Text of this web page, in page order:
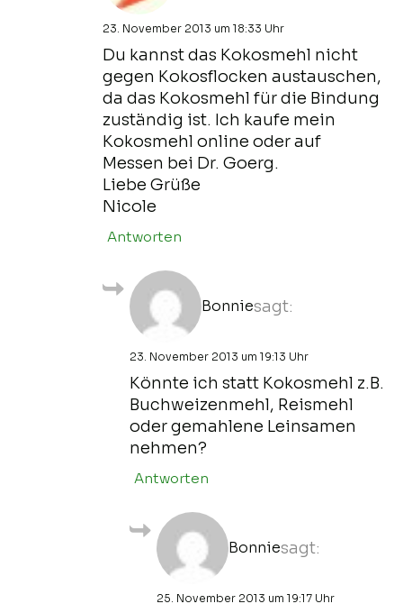
23. November 2013 um 18:33 Uhr
Du kannst das Kokosmehl nicht
gegen Kokosflocken austauschen,
da das Kokosmehl für die Bindung
zuständig ist. Ich kaufe mein
Kokosmehl online oder auf
Messen bei Dr. Goerg.
Liebe Grüße
Nicole
Antworten
Bonniesagt:
23. November 2013 um 19:13 Uhr
Könnte ich statt Kokosmehl z.B.
Buchweizenmehl, Reismehl
oder gemahlene Leinsamen
nehmen?
Antworten
Bonniesagt:
25. November 2013 um 19:17 Uhr